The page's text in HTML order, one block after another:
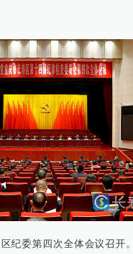
纪委第四次全体会议召开